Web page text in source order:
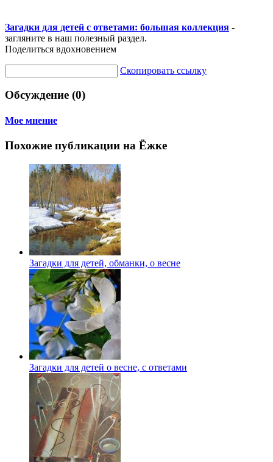
Загадки для детей с ответами: большая коллекция -
загляните в наш полезный раздел.
Поделиться вдохновением
Скопировать ссылку
Обсуждение (0)
Мое мнение
Похожие публикации на Ёжке
Загадки для детей, обманки, о весне
Загадки для детей о весне, с ответами